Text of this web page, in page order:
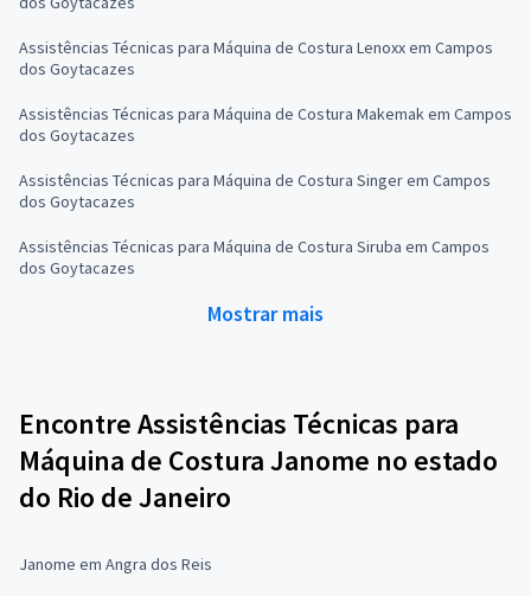
Assistências Técnicas para Máquina de Costura Lenoxx em Campos
dos Goytacazes
Assistências Técnicas para Máquina de Costura Makemak em Campos
dos Goytacazes
Assistências Técnicas para Máquina de Costura Singer em Campos
dos Goytacazes
Assistências Técnicas para Máquina de Costura Siruba em Campos
dos Goytacazes
Mostrar mais
Encontre Assistências Técnicas para
Máquina de Costura Janome no estado
do Rio de Janeiro
Janome em Angra dos Reis